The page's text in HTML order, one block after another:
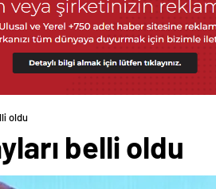
oldu
belli oldu